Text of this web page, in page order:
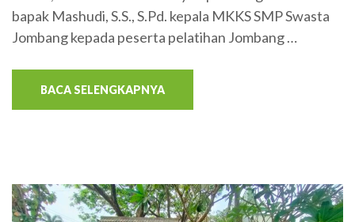
bapak Mashudi, S.S., S.Pd. kepala MKKS SMP Swasta
Jombang kepada peserta pelatihan Jombang …
BACA SELENGKAPNYA